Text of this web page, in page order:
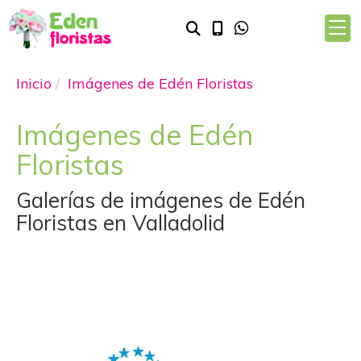
Inicio Imágenes de Edén Floristas
Imágenes de Edén
Floristas
Galerías de imágenes de Edén
Floristas en Valladolid